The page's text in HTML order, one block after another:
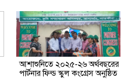
আশাশুনিতে ২০২৫-২৬ অর্থবছরের
পার্টনার ফিল্ড স্কুল কংগ্রেস অনুষ্ঠিত